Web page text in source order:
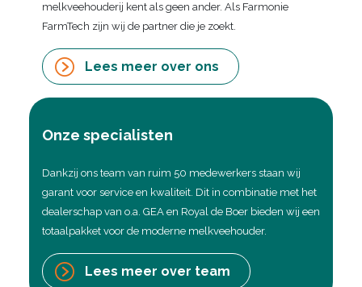
melkveehouderij kent als geen ander. Als Farmonie
FarmTech zijn wij de partner die je zoekt.
Lees meer over ons
Onze specialisten
Dankzij ons team van ruim 50 medewerkers staan wij
garant voor service en kwaliteit. Dit in combinatie met het
dealerschap van o.a. GEA en Royal de Boer bieden wij een
totaalpakket voor de moderne melkveehouder.
Lees meer over team